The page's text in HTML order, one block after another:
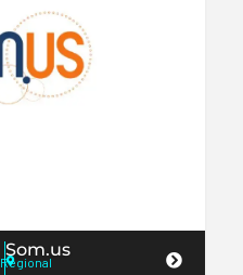
Som.us
Regional